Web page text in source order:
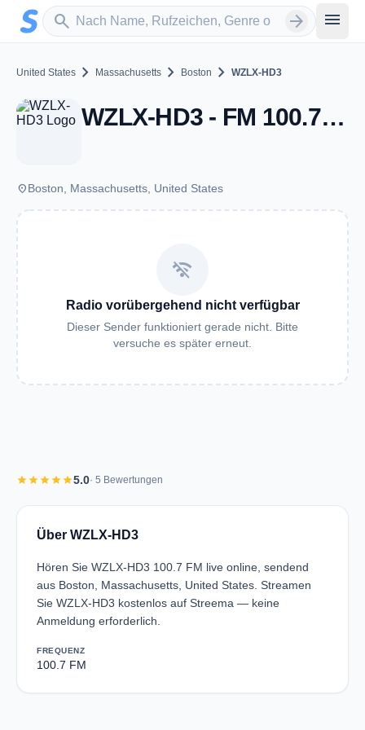
Zum Hauptinhalt springen
search
Sender suchen arrow_forward menu
United States chevron_right Massachusetts chevron_right Boston chevron_right WZLX-HD3
WZLX-HD3 - FM 100.7 - Boston, MA
placeBoston, Massachusetts, United States
wifi_off
Radio vorübergehend nicht verfügbar
Dieser Sender funktioniert gerade nicht. Bitte
versuche es später erneut.
starstarstarstarstar5.0· 5 Bewertungen
Über WZLX-HD3
Hören Sie WZLX-HD3 100.7 FM live online, sendend
aus Boston, Massachusetts, United States. Streamen
Sie WZLX-HD3 kostenlos auf Streema — keine
Anmeldung erforderlich.
FREQUENZ
100.7 FM